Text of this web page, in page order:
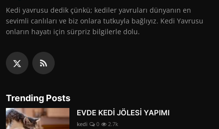
Kedi yavrusu dedik çünkü; kediler yavruları dünyanın en
sevimli canlıları ve biz onlara tutkuyla bağlıyız. Kedi Yavrusu
onların hayatı için sürpriz bilgilerle dolu.
Trending Posts
EVDE KEDİ JÖLESİ YAPIMI
kedi 0 2.7k